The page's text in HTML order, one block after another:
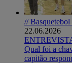
// Basquetebol
22.06.2026
Qual foi a
capitão